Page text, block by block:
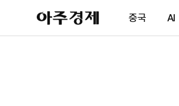
아
주
제
중국 AI